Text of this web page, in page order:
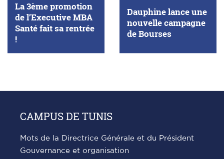
La 3ème promotion
de l’Executive MBA
Santé fait sa rentrée
!
Dauphine lance une
nouvelle campagne
de Bourses
CAMPUS DE TUNIS
Mots de la Directrice Générale et du Président
Gouvernance et organisation